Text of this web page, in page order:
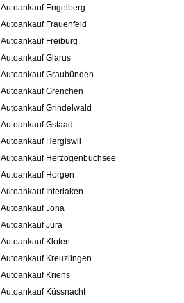
Autoankauf Engelberg
Autoankauf Frauenfeld
Autoankauf Freiburg
Autoankauf Glarus
Autoankauf Graubünden
Autoankauf Grenchen
Autoankauf Grindelwald
Autoankauf Gstaad
Autoankauf Hergiswil
Autoankauf Herzogenbuchsee
Autoankauf Horgen
Autoankauf Interlaken
Autoankauf Jona
Autoankauf Jura
Autoankauf Kloten
Autoankauf Kreuzlingen
Autoankauf Kriens
Autoankauf Küssnacht